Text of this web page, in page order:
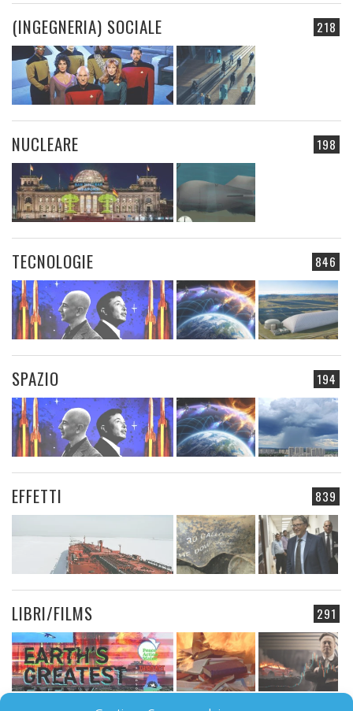
218
(INGEGNERIA) SOCIALE
198
NUCLEARE
846
TECNOLOGIE
194
SPAZIO
839
EFFETTI
291
LIBRI/FILMS